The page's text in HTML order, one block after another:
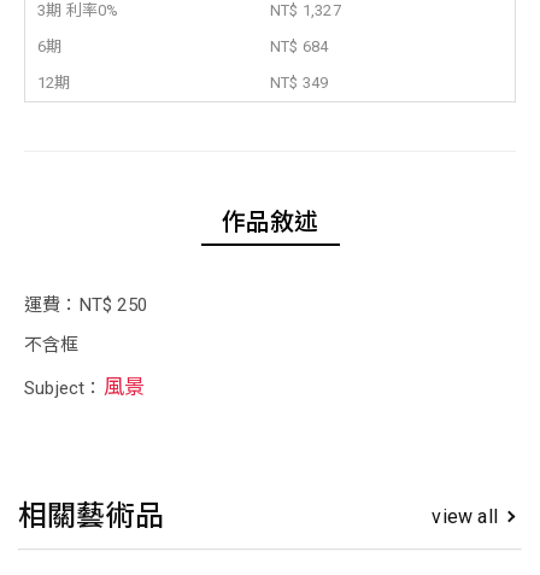
3期 利率0%
NT$ 1,327
6期
NT$ 684
12期
NT$ 349
作品敘述
運費：NT$ 250
不含框
Subject： 風景
相關藝術品 view all